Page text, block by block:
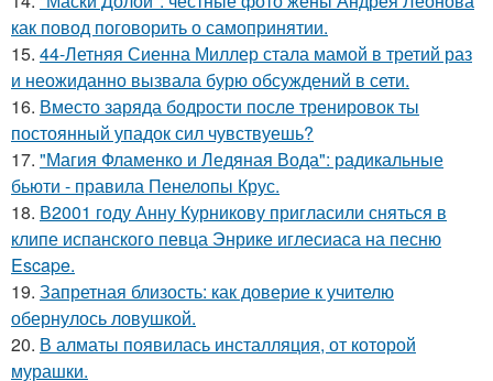
как повод поговорить о самопринятии.
15. 44-Летняя Сиенна Миллер стала мамой в третий раз
и неожиданно вызвала бурю обсуждений в сети.
16. Вместо заряда бодрости после тренировок ты
постоянный упадок сил чувствуешь?
17. "Магия Фламенко и Ледяная Вода": радикальные
бьюти - правила Пенелопы Крус.
18. В2001 году Анну Курникову пригласили сняться в
клипе испанского певца Энрике иглесиаса на песню
Escape.
19. Запретная близость: как доверие к учителю
обернулось ловушкой.
20. В алматы появилась инсталляция, от которой
мурашки.